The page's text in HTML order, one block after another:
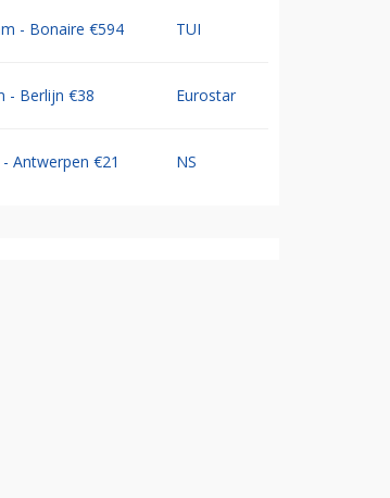
- Bonaire €594 TUI
- Berlijn €38 Eurostar
Antwerpen €21 NS